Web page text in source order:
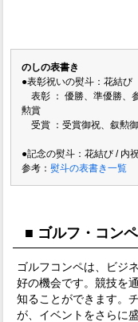
のしの表書き
●表彰祝いの熨斗：花結び
表彰 ： 優勝、準優勝、
勲賞
受賞 ：受賞御祝、叙勲
●記念の熨斗：花結び / 内
参考： 熨斗の表書き一覧
■ ゴルフ・コンペ
ゴルフコンペは、ビジ
好の機会です。競技を
知ることができます。
が、イベントをさらに